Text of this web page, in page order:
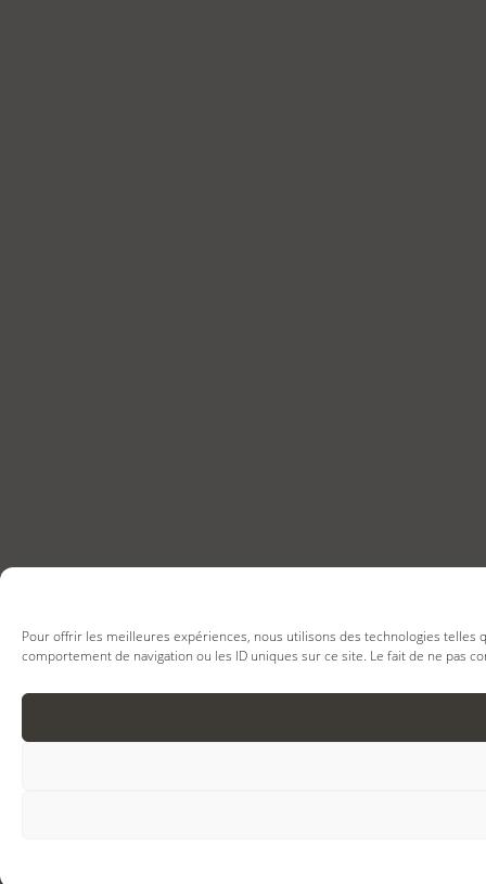
Pour offrir les meilleures expériences, nous utilisons des technologies
comportement de navigation ou les ID uniques sur ce site. Le fait de ne